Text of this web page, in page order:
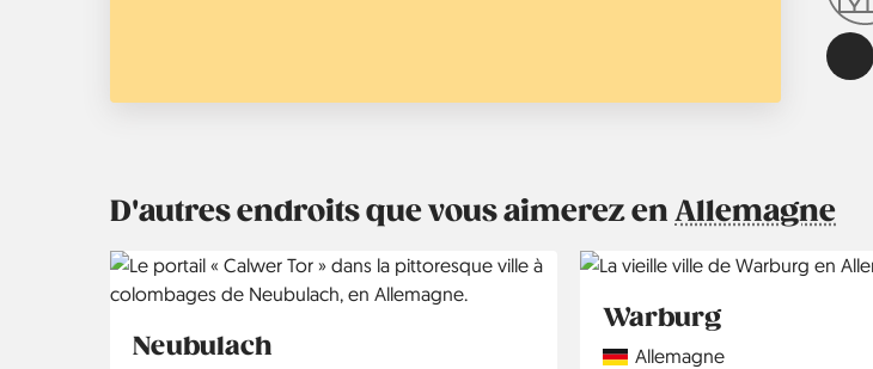
D'autres endroits que vous aimerez en Allemagne
Neubulach
Warburg
CountryAllemagne